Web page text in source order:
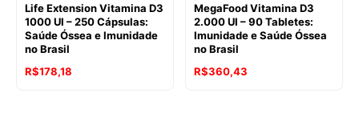
Life Extension Vitamina D3
1000 UI – 250 Cápsulas:
Saúde Óssea e Imunidade
no Brasil
R$178,18
MegaFood Vitamina D3
2.000 UI – 90 Tabletes:
Imunidade e Saúde Óssea
no Brasil
R$360,43